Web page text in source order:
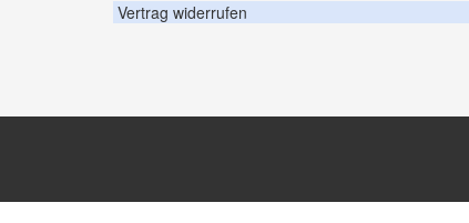
Vertrag widerrufen